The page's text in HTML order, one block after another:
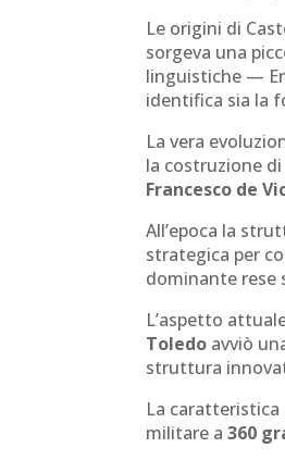
Le origini di
sorgeva una
linguistiche —
identifica sia la
La vera
la costruzione
Francesco de
All’epoca la
strategica per
dominante rese
L’aspetto
Toledo avviò
struttura
La
militare a360